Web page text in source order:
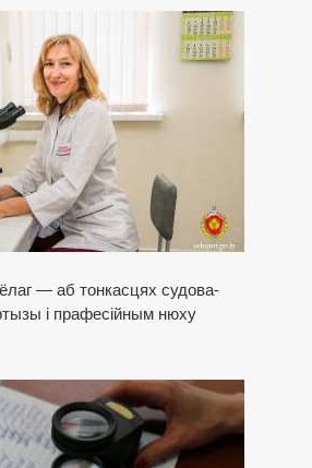
— аб тонкасцях судова-
і прафесійным нюху